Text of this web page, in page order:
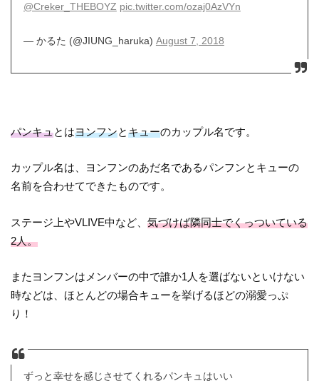
@Creker_THEBOYZ pic.twitter.com/ozaj0AzVYn
— かるた (@JIUNG_haruka) August 7, 2018
パンキュとはヨンフンとキューのカップル名です。
カップル名は、ヨンフンのあだ名であるパンフンとキューの
名前を合わせてできたものです。
ステージ上やVLIVE中など、気づけば隣同士でくっついている
2人。
またヨンフンはメンバーの中で誰か1人を選ばないといけない
時などは、ほとんどの場合キューを挙げるほどの溺愛っぷ
り！
ずっと幸せを感じさせてくれるパンキュはいい